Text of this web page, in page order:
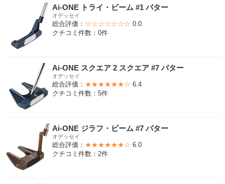
Ai-ONE トライ・ビーム #1 パター
オデッセイ
総合評価： ☆☆☆☆☆☆☆ 0.0
クチコミ件数：0件
Ai-ONE スクエア 2 スクエア #7 パター
オデッセイ
総合評価： ★★★★★★☆ 6.4
クチコミ件数：5件
Ai-ONE ジラフ・ビーム #7 パター
オデッセイ
総合評価： ★★★★★★☆ 6.0
クチコミ件数：2件